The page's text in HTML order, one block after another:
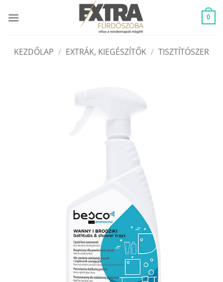
0
KEZDŐLAP / EXTRÁK, KIEGÉSZÍTŐK / TISZTÍTÓSZER